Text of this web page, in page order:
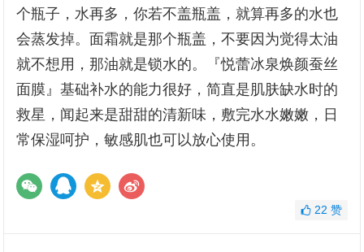
个瓶子，水再多，你若不盖瓶盖，就算再多的水也
会蒸发掉。面霜就是那个瓶盖，不要因为觉得太油
就不想用，那油就是锁水的。『悦蕾冰泉焕颜蚕丝
面膜』基础补水的能力很好，简直是肌肤缺水时的
救星，闻起来是甜甜的清新味，敷完水水嫩嫩，日
常保湿呵护，敏感肌也可以放心使用。
22 赞